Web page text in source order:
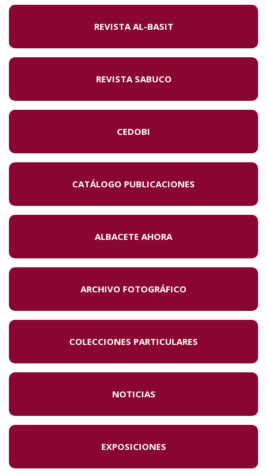
REVISTA AL-BASIT
REVISTA SABUCO
CEDOBI
CATÁLOGO PUBLICACIONES
ALBACETE AHORA
ARCHIVO FOTOGRÁFICO
COLECCIONES PARTICULARES
NOTICIAS
EXPOSICIONES